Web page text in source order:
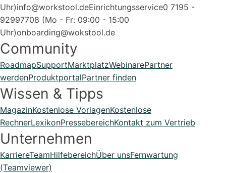
Uhr)info@workstool.deEinrichtungsservice0 7195 -
92997708 (Mo - Fr: 09:00 - 15:00
Uhr)onboarding@wokstool.de
Community
RoadmapSupportMarktplatzWebinarePartner
werdenProduktportalPartner finden
Wissen & Tipps
MagazinKostenlose VorlagenKostenlose
RechnerLexikonPressebereichKontakt zum Vertrieb
Unternehmen
KarriereTeamHilfebereichÜber unsFernwartung
(Teamviewer)